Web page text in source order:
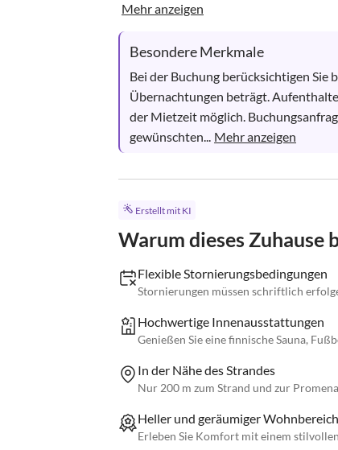
Mehr anzeigen
Besondere Merkmale
Bei der Buchung berücksichtigen
Übernachtungen beträgt.
der Mietzeit möglich.
gewünschten... Mehr anzeigen
Erstellt mit KI
Warum dieses Zuhause
Flexible Stornierungsbedingungen
Stornierungen müssen schriftlich
Hochwertige Innenausstattungen
Genießen Sie eine finnische Sauna,
In der Nähe des Strandes
Nur 200 m zum Strand und zur
Heller und geräumiger Wohnbereich
Erleben Sie Komfort mit einem